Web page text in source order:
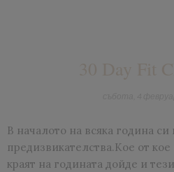
В началото на всяка година
предизвикателства.Кое от
краят на годината дойде и